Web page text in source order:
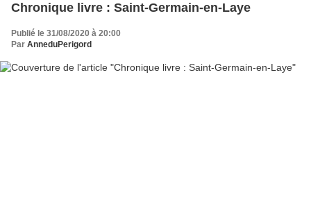
Chronique livre : Saint-Germain-en-Laye
Publié le 31/08/2020 à 20:00
Par AnneduPerigord